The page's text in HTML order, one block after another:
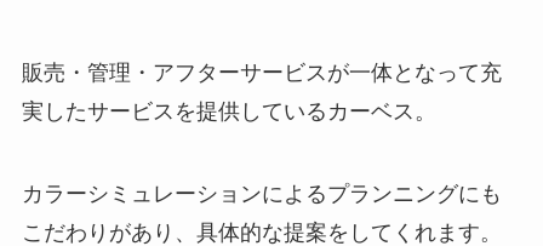
販売・管理・アフターサービスが一体となって充
実したサービスを提供しているカーベス。
カラーシミュレーションによるプランニングにも
こだわりがあり、具体的な提案をしてくれます。